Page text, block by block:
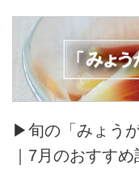
▶旬の「みょう
｜7月のおすす